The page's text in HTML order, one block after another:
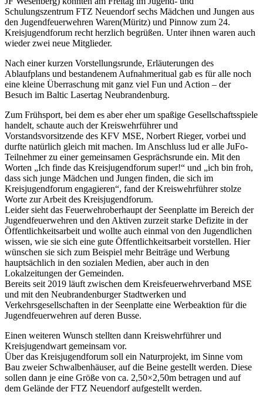
Schulungszentrum FTZ Neuendorf sechs Mädchen und Jungen aus
den Jugendfeuerwehren Waren(Müritz) und Pinnow zum 24.
Kreisjugendforum recht herzlich begrüßen. Unter ihnen waren auch
wieder zwei neue Mitglieder.
Nach einer kurzen Vorstellungsrunde, Erläuterungen des
Ablaufplans und bestandenem Aufnahmeritual gab es für alle noch
eine kleine Überraschung mit ganz viel Fun und Action – der
Besuch im Baltic Lasertag Neubrandenburg.
Zum Frühsport, bei dem es aber eher um spaßige Gesellschaftsspiele
handelt, schaute auch der Kreiswehrführer und
Vorstandsvorsitzende des KFV MSE, Norbert Rieger, vorbei und
durfte natürlich gleich mit machen. Im Anschluss lud er alle JuFo-
Teilnehmer zu einer gemeinsamen Gesprächsrunde ein. Mit den
Worten „Ich finde das Kreisjugendforum super!“ und „ich bin froh,
dass sich junge Mädchen und Jungen finden, die sich im
Kreisjugendforum engagieren“, fand der Kreiswehrführer stolze
Worte zur Arbeit des Kreisjugendforum.
Leider sieht das Feuerwehroberhaupt der Seenplatte im Bereich der
Jugendfeuerwehren und den Aktiven zurzeit starke Defizite in der
Öffentlichkeitsarbeit und wollte auch einmal von den Jugendlichen
wissen, wie sie sich eine gute Öffentlichkeitsarbeit vorstellen. Hier
wünschen sie sich zum Beispiel mehr Beiträge und Werbung
hauptsächlich in den sozialen Medien, aber auch in den
Lokalzeitungen der Gemeinden.
Bereits seit 2019 läuft zwischen dem Kreisfeuerwehrverband MSE
und mit den Neubrandenburger Stadtwerken und
Verkehrsgesellschaften in der Seenplatte eine Werbeaktion für die
Jugendfeuerwehren auf deren Busse.
Einen weiteren Wunsch stellten dann Kreiswehrführer und
Kreisjugendwart gemeinsam vor.
Über das Kreisjugendforum soll ein Naturprojekt, im Sinne vom
Bau zweier Schwalbenhäuser, auf die Beine gestellt werden. Diese
sollen dann je eine Größe von ca. 2,50×2,50m betragen und auf
dem Gelände der FTZ Neuendorf aufgestellt werden.